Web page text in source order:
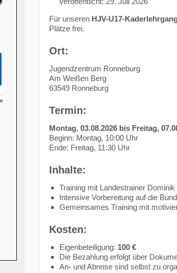
Für unseren HJV-U17-
Plätze frei.
Ort:
Jugendzentrum Ronneburg
Am Weißen Berg
63549 Ronneburg
Termin:
Montag, 03.08.2026 bis Freitag,
Beginn: Montag, 10:00 Uhr
Ende: Freitag, 11:30 Uhr
Inhalte:
Training mit Landestrainer Dominik
Intensive Vorbereitung auf die
Gemeinsames Training mit
Kosten:
Eigenbeteiligung: 100 €
Die Bezahlung erfolgt über
An- und Abreise sind selbst zu